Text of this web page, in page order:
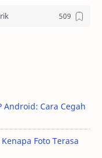
Cara Cegah
Foto Terasa